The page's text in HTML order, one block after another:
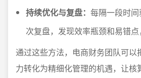
持续优化与复盘： 每隔一段时
次复盘，发现效率瓶颈和易错点
通过这些方法，电商财务团队可以
力转化为精细化管理的机遇，让核